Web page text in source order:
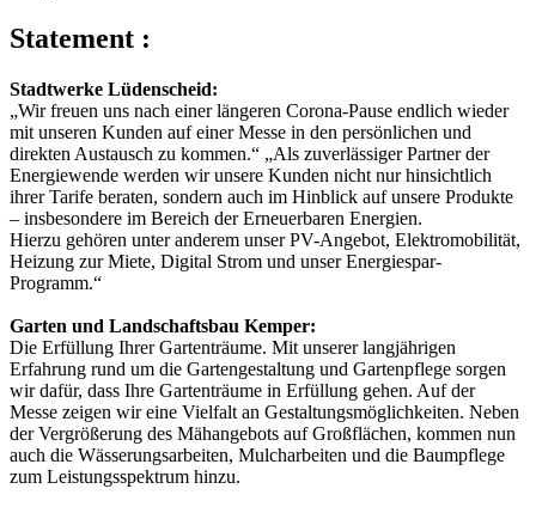
Statement :
Stadtwerke Lüdenscheid:
„Wir freuen uns nach einer längeren Corona-Pause endlich wieder
mit unseren Kunden auf einer Messe in den persönlichen und
direkten Austausch zu kommen.“ „Als zuverlässiger Partner der
Energiewende werden wir unsere Kunden nicht nur hinsichtlich
ihrer Tarife beraten, sondern auch im Hinblick auf unsere Produkte
– insbesondere im Bereich der Erneuerbaren Energien.
Hierzu gehören unter anderem unser PV-Angebot, Elektromobilität,
Heizung zur Miete, Digital Strom und unser Energiespar-
Programm.“
Garten und Landschaftsbau Kemper:
Die Erfüllung Ihrer Gartenträume. Mit unserer langjährigen
Erfahrung rund um die Gartengestaltung und Gartenpflege sorgen
wir dafür, dass Ihre Gartenträume in Erfüllung gehen. Auf der
Messe zeigen wir eine Vielfalt an Gestaltungsmöglichkeiten. Neben
der Vergrößerung des Mähangebots auf Großflächen, kommen nun
auch die Wässerungsarbeiten, Mulcharbeiten und die Baumpflege
zum Leistungsspektrum hinzu.